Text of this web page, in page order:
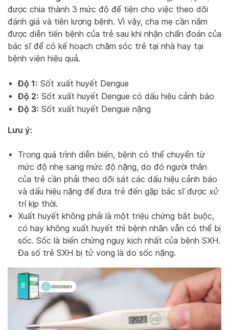
được chia thành 3 mức độ để tiện cho việc theo dõi
đánh giá và tiên lượng bệnh. Vì vậy, cha mẹ cần nắm
được diễn tiến bệnh của trẻ sau khi nhận chẩn đoán của
bác sĩ để có kế hoạch chăm sóc trẻ tại nhà hay tại
bệnh viện hiệu quả.
Độ 1: Sốt xuất huyết Dengue
Độ 2: Sốt xuất huyết Dengue có dấu hiệu cảnh báo
Độ 3: Sốt xuất huyết Dengue nặng
Lưu ý:
Trong quá trình diễn biến, bệnh có thể chuyển từ
mức độ nhẹ sang mức độ nặng, do đó người thân
của trẻ cần phải theo dõi sát các dấu hiệu cảnh báo
và dấu hiệu nặng để đưa trẻ đến gặp bác sĩ được xử
trí kịp thời.
Xuất huyết không phải là một triệu chứng bắt buộc,
có hay không xuất huyết thì bệnh nhân vẫn có thể bị
sốc. Sốc là biến chứng nguy kịch nhất của bệnh SXH.
Đa số trẻ SXH bị tử vong là do sốc nặng.